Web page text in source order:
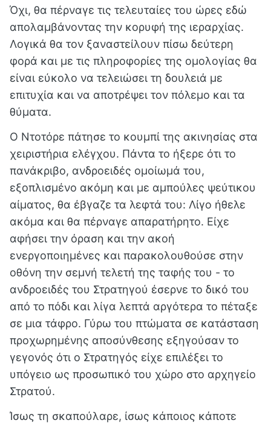
Όχι, θα πέρναγε τις τελευταίες του ώρες εδώ
απολαμβάνοντας την κορυφή της ιεραρχίας.
Λογικά θα τον ξαναστείλουν πίσω δεύτερη
φορά και με τις πληροφορίες της ομολογίας θα
είναι εύκολο να τελειώσει τη δουλειά με
επιτυχία και να αποτρέψει τον πόλεμο και τα
θύματα.
Ο Ντοτόρε πάτησε το κουμπί της ακινησίας στα
χειριστήρια ελέγχου. Πάντα το ήξερε ότι το
πανάκριβο, ανδροειδές ομοίωμά του,
εξοπλισμένο ακόμη και με αμπούλες ψεύτικου
αίματος, θα έβγαζε τα λεφτά του: Λίγο ήθελε
ακόμα και θα πέρναγε απαρατήρητο. Είχε
αφήσει την όραση και την ακοή
ενεργοποιημένες και παρακολουθούσε στην
οθόνη την σεμνή τελετή της ταφής του - το
ανδροειδές του Στρατηγού έσερνε το δικό του
από το πόδι και λίγα λεπτά αργότερα το πέταξε
σε μια τάφρο. Γύρω του πτώματα σε κατάσταση
προχωρημένης αποσύνθεσης εξηγούσαν το
γεγονός ότι ο Στρατηγός είχε επιλέξει το
υπόγειο ως προσωπικό του χώρο στο αρχηγείο
Στρατού.
Ίσως τη σκαπούλαρε, ίσως κάποιος κάποτε